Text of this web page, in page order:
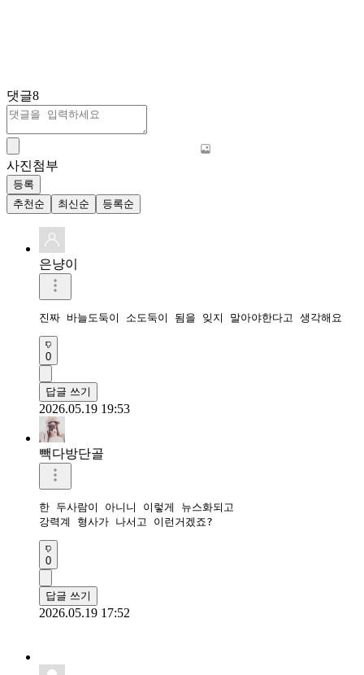
댓글8
사진첨부
등록
추천순
최신순 등록순
은냥이
진짜 바늘도둑이 소도둑이 됨을 잊지 말아야한다고 생각해요
0
답글 쓰기
2026.05.19 19:53
빽다방단골
한 두사람이 아니니 이렇게 뉴스화되고
강력계 형사가 나서고 이런거겠죠?
0
답글 쓰기
2026.05.19 17:52